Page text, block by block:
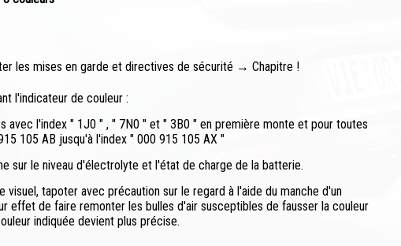
les mises en garde et directives de sécurité → Chapitre !
l'indicateur de couleur :
avec l'index " 1J0 " , " 7N0 " et " 3B0 " en première monte et pour toutes
105 AB jusqu'à l'index " 000 915 105 AX "
sur le niveau d'électrolyte et l'état de charge de la batterie.
visuel, tapoter avec précaution sur le regard à l'aide du manche d'un
effet de faire remonter les bulles d'air susceptibles de fausser la couleur
indiquée devient plus précise.